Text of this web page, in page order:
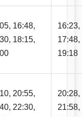
16:48,
18:15,
16:23,
17:48,
19:18
20:55,
22:30,
20:28,
21:58,